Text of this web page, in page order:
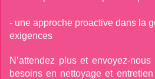
- une approche proactive dans la
exigences
N’attendez plus et envoyez-
besoins en nettoyage et